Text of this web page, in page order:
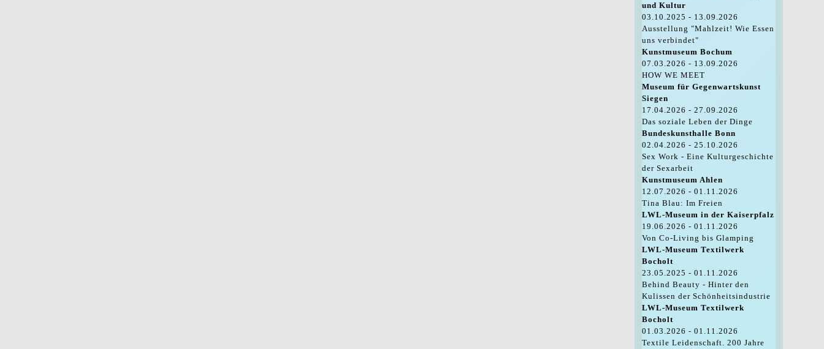
und Kultur
03.10.2025 - 13.09.2026
Ausstellung "Mahlzeit! Wie Essen
uns verbindet"
Kunstmuseum Bochum
07.03.2026 - 13.09.2026
HOW WE MEET
Museum für Gegenwartskunst
Siegen
17.04.2026 - 27.09.2026
Das soziale Leben der Dinge
Bundeskunsthalle Bonn
02.04.2026 - 25.10.2026
Sex Work - Eine Kulturgeschichte
der Sexarbeit
Kunstmuseum Ahlen
12.07.2026 - 01.11.2026
Tina Blau: Im Freien
LWL-Museum in der Kaiserpfalz
19.06.2026 - 01.11.2026
Von Co-Living bis Glamping
LWL-Museum Textilwerk
Bocholt
23.05.2025 - 01.11.2026
Behind Beauty - Hinter den
Kulissen der Schönheitsindustrie
LWL-Museum Textilwerk
Bocholt
01.03.2026 - 01.11.2026
Textile Leidenschaft. 200 Jahre